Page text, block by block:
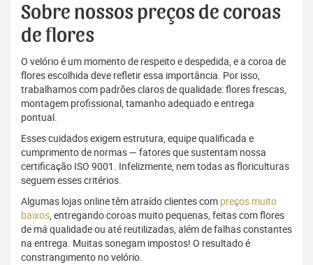
Sobre nossos preços de coroas
de flores
O velório é um momento de respeito e despedida, e a coroa de
flores escolhida deve refletir essa importância. Por isso,
trabalhamos com padrões claros de qualidade: flores frescas,
montagem profissional, tamanho adequado e entrega
pontual.
Esses cuidados exigem estrutura, equipe qualificada e
cumprimento de normas — fatores que sustentam nossa
certificação ISO 9001. Infelizmente, nem todas as floriculturas
seguem esses critérios.
Algumas lojas online têm atraído clientes com preços muito
baixos, entregando coroas muito pequenas, feitas com flores
de má qualidade ou até reutilizadas, além de falhas constantes
na entrega. Muitas sonegam impostos! O resultado é
constrangimento no velório.